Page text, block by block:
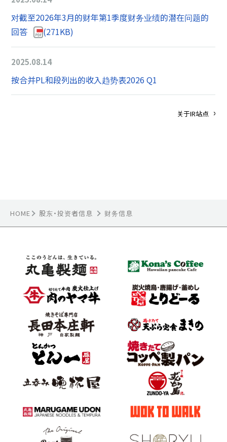
HOME 股东・投资者信息 财务信息